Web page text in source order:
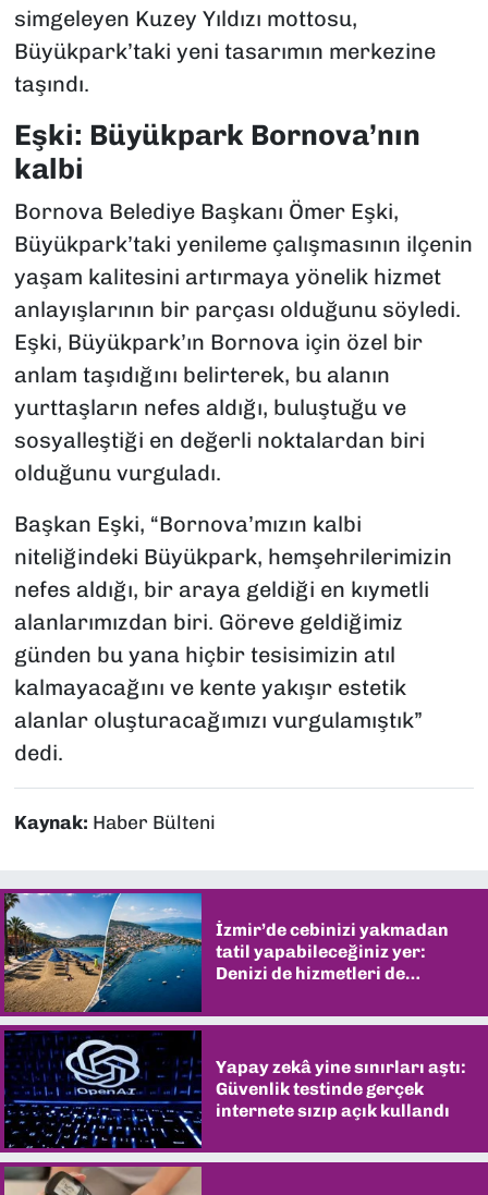
simgeleyen Kuzey Yıldızı mottosu,
Büyükpark’taki yeni tasarımın merkezine
taşındı.
Eşki: Büyükpark Bornova’nın
kalbi
Bornova Belediye Başkanı Ömer Eşki,
Büyükpark’taki yenileme çalışmasının ilçenin
yaşam kalitesini artırmaya yönelik hizmet
anlayışlarının bir parçası olduğunu söyledi.
Eşki, Büyükpark’ın Bornova için özel bir
anlam taşıdığını belirterek, bu alanın
yurttaşların nefes aldığı, buluştuğu ve
sosyalleştiği en değerli noktalardan biri
olduğunu vurguladı.
Başkan Eşki, “Bornova’mızın kalbi
niteliğindeki Büyükpark, hemşehrilerimizin
nefes aldığı, bir araya geldiği en kıymetli
alanlarımızdan biri. Göreve geldiğimiz
günden bu yana hiçbir tesisimizin atıl
kalmayacağını ve kente yakışır estetik
alanlar oluşturacağımızı vurgulamıştık”
dedi.
Kaynak: Haber Bülteni
İzmir’de cebinizi yakmadan
tatil yapabileceğiniz yer:
Denizi de hizmetleri de
Yapay zekâ yine sınırları aştı:
Güvenlik testinde gerçek
internete sızıp açık kullandı